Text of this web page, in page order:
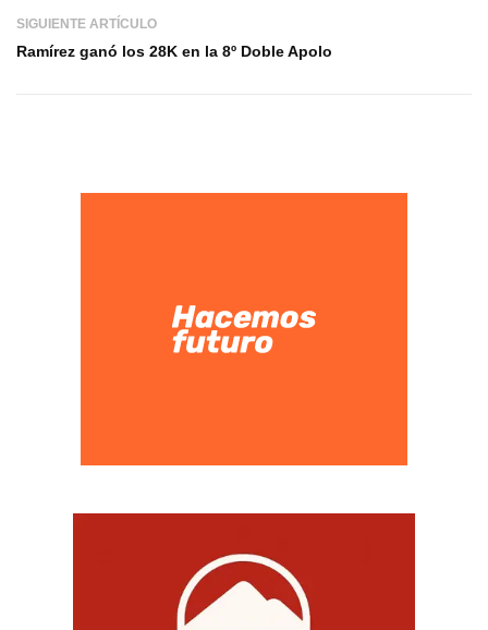
SIGUIENTE ARTÍCULO
Ramírez ganó los 28K en la 8º Doble Apolo